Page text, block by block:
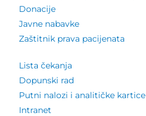
Donacije
Javne nabavke
Zaštitnik prava pacijenata
Lista čekanja
Dopunski rad
Putni nalozi i analitičke kartice
Intranet